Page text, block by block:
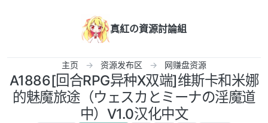
真紅の資源討論組
主页 资源发布区 网赚盘资源
A1886[回合RPG异种X双端]维斯卡和米娜
的魅魔旅途（ウェスカとミーナの淫魔道
中）V1.0汉化中文